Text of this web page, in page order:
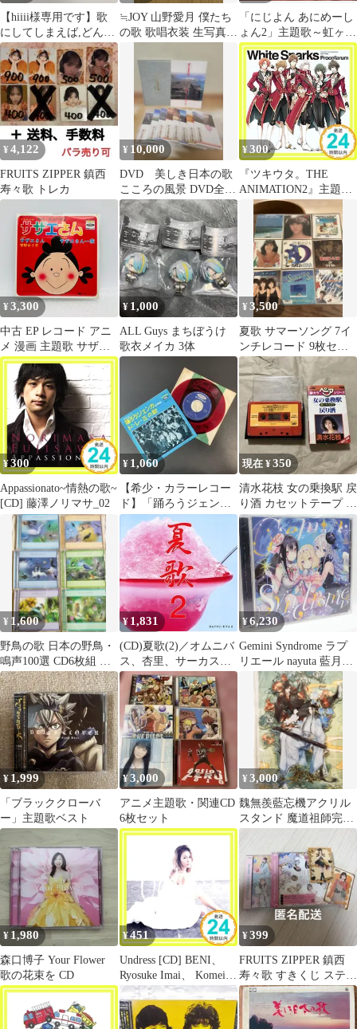
【hiiii様専用です】歌
にしてしまえば,どんな
ことでも許されると思
っていた
≒JOY 山野愛月 僕たち
の歌 歌唱衣装 生写真
「にじよん あにめーし
ょん2」主題歌～虹ヶ咲
学園校歌/虹ヶ咲学園ス
クールアイド…
¥ 4,122
FRUITS ZIPPER 鎮西
寿々歌 トレカ
¥ 10,000
DVD 美しき日本の歌
こころの風景 DVD全集
歌詞集付き
¥300
『ツキウタ。THE
ANIMATION2』主題歌
「White
Sparks」/Procellarum
[CD] 蒼井翔太、 羽多
野渉、 柿原徹也、 近藤
隆、 小野賢章; 木村良
平_02
¥3,300
中古 EP レコード アニ
メ 漫画 主題歌 サザエ
さん サザエさん一家 宇
野ゆう子 長谷川町子 東
芝レコード TC-3030
¥ 1,000
ALL Guys まちぼうけ
歌衣メイカ 3体
¥3,500
夏歌 サマーソング 7イ
ンチレコード 9枚セッ
ト まとめ売り 昭和歌謡
¥300
Appassionato~情熱の歌~
[CD] 藤澤ノリマサ_02
¥ 1,060
【希少・カラーレコー
ド】「踊ろうジェンカ /
ド・レ・ミの歌」 EP／
昭和レトロ
現在 ¥350
清水花枝 女の乗換駅 戻
り酒 カセットテープ 歌
カラペアシリーズ
¥ 1,600
野鳥の歌 日本の野鳥・
鳴声100選 CD6枚組 解
説書、写真集、レコー
ド付き
¥ 1,831
(CD)夏歌(2)／オムニバ
ス、杏里、サーカス、
クリスタルキング、五
十嵐浩晃、よしだたく
ろう、太田裕美、南こ
うせつ、ル・
¥6,230
Gemini Syndrome ラプ
リエール nayuta 藍月な
くる 棗いつき 7uta 同人
¥ 1,999
「ブラッククローバ
ー」主題歌ベスト
¥3,000
アニメ主題歌・関連CD
6枚セット
¥3,000
魏無羨藍忘機アクリル
スタンド 魔道祖師完結
編 南漫社コラボ林麓
聞歌シリーズ
¥ 1,980
森口博子 Your Flower
歌の花束を CD
¥451
Undress [CD] BENI、
Ryosuke Imai、 Komei
Kobayashi、 SUNNY
BOY、 TEE、
ROCKY、 UTA、 松室
¥399
FRUITS ZIPPER 鎮西
寿々歌 すきくじ ステッ
カー CDセット